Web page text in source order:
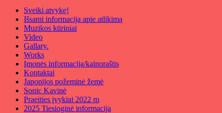
Sveiki atvykę!
Išsami informacija apie atlikimą
Muzikos kūriniai
Video
Gallary.
Works
Įmonės informacija/kainoraštis
Kontaktai
Japonijos požeminė žemė
Sonic Kavinė
Praeities įvykiai 2022 m
2025 Tiesioginė informacija